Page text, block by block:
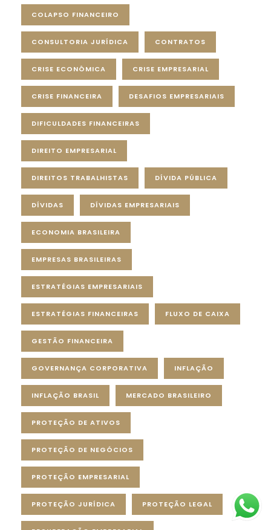
COLAPSO FINANCEIRO
CONSULTORIA JURÍDICA CONTRATOS
CRISE ECONÔMICA CRISE EMPRESARIAL
CRISE FINANCEIRA DESAFIOS EMPRESARIAIS
DIFICULDADES FINANCEIRAS
DIREITO EMPRESARIAL
DIREITOS TRABALHISTAS DÍVIDA PÚBLICA
DÍVIDAS DÍVIDAS EMPRESARIAIS
ECONOMIA BRASILEIRA
EMPRESAS BRASILEIRAS
ESTRATÉGIAS EMPRESARIAIS
ESTRATÉGIAS FINANCEIRAS FLUXO DE CAIXA
GESTÃO FINANCEIRA
GOVERNANÇA CORPORATIVA INFLAÇÃO
INFLAÇÃO BRASIL MERCADO BRASILEIRO
PROTEÇÃO DE ATIVOS
PROTEÇÃO DE NEGÓCIOS
PROTEÇÃO EMPRESARIAL
PROTEÇÃO JURÍDICA PROTEÇÃO LEGAL